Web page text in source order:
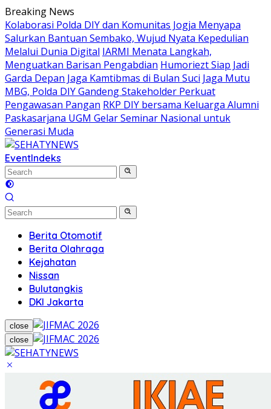
Skip
to
content
Breaking News
Kolaborasi Polda DIY dan Komunitas Jogja Menyapa
Salurkan Bantuan Sembako, Wujud Nyata Kepedulian
Melalui Dunia Digital IARMI Menata Langkah,
Menguatkan Barisan Pengabdian Humoriezt Siap Jadi
Garda Depan Jaga Kamtibmas di Bulan Suci Jaga Mutu
MBG, Polda DIY Gandeng Stakeholder Perkuat
Pengawasan Pangan RKP DIY bersama Keluarga Alumni
Paskasarjana UGM Gelar Seminar Nasional untuk
Generasi Muda
EventIndeks
Berita Otomotif
Berita Olahraga
Kejahatan
Nissan
Bulutangkis
DKI Jakarta
close
close